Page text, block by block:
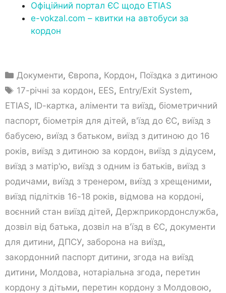
Офіційний портал ЄС щодо ETIAS
e-vokzal.com – квитки на автобуси за
кордон
Документи, Європа, Кордон, Поїздка з дитиною
17-річні за кордон, EES, Entry/Exit System,
ETIAS, ID-картка, аліменти та виїзд, біометричний
паспорт, біометрія для дітей, в'їзд до ЄС, виїзд з
бабусею, виїзд з батьком, виїзд з дитиною до 16
років, виїзд з дитиною за кордон, виїзд з дідусем,
виїзд з матір'ю, виїзд з одним із батьків, виїзд з
родичами, виїзд з тренером, виїзд з хрещеними,
виїзд підлітків 16-18 років, відмова на кордоні,
воєнний стан виїзд дітей, Держприкордонслужба,
дозвіл від батька, дозвіл на в'їзд в ЄС, документи
для дитини, ДПСУ, заборона на виїзд,
закордонний паспорт дитини, згода на виїзд
дитини, Молдова, нотаріальна згода, перетин
кордону з дітьми, перетин кордону з Молдовою,